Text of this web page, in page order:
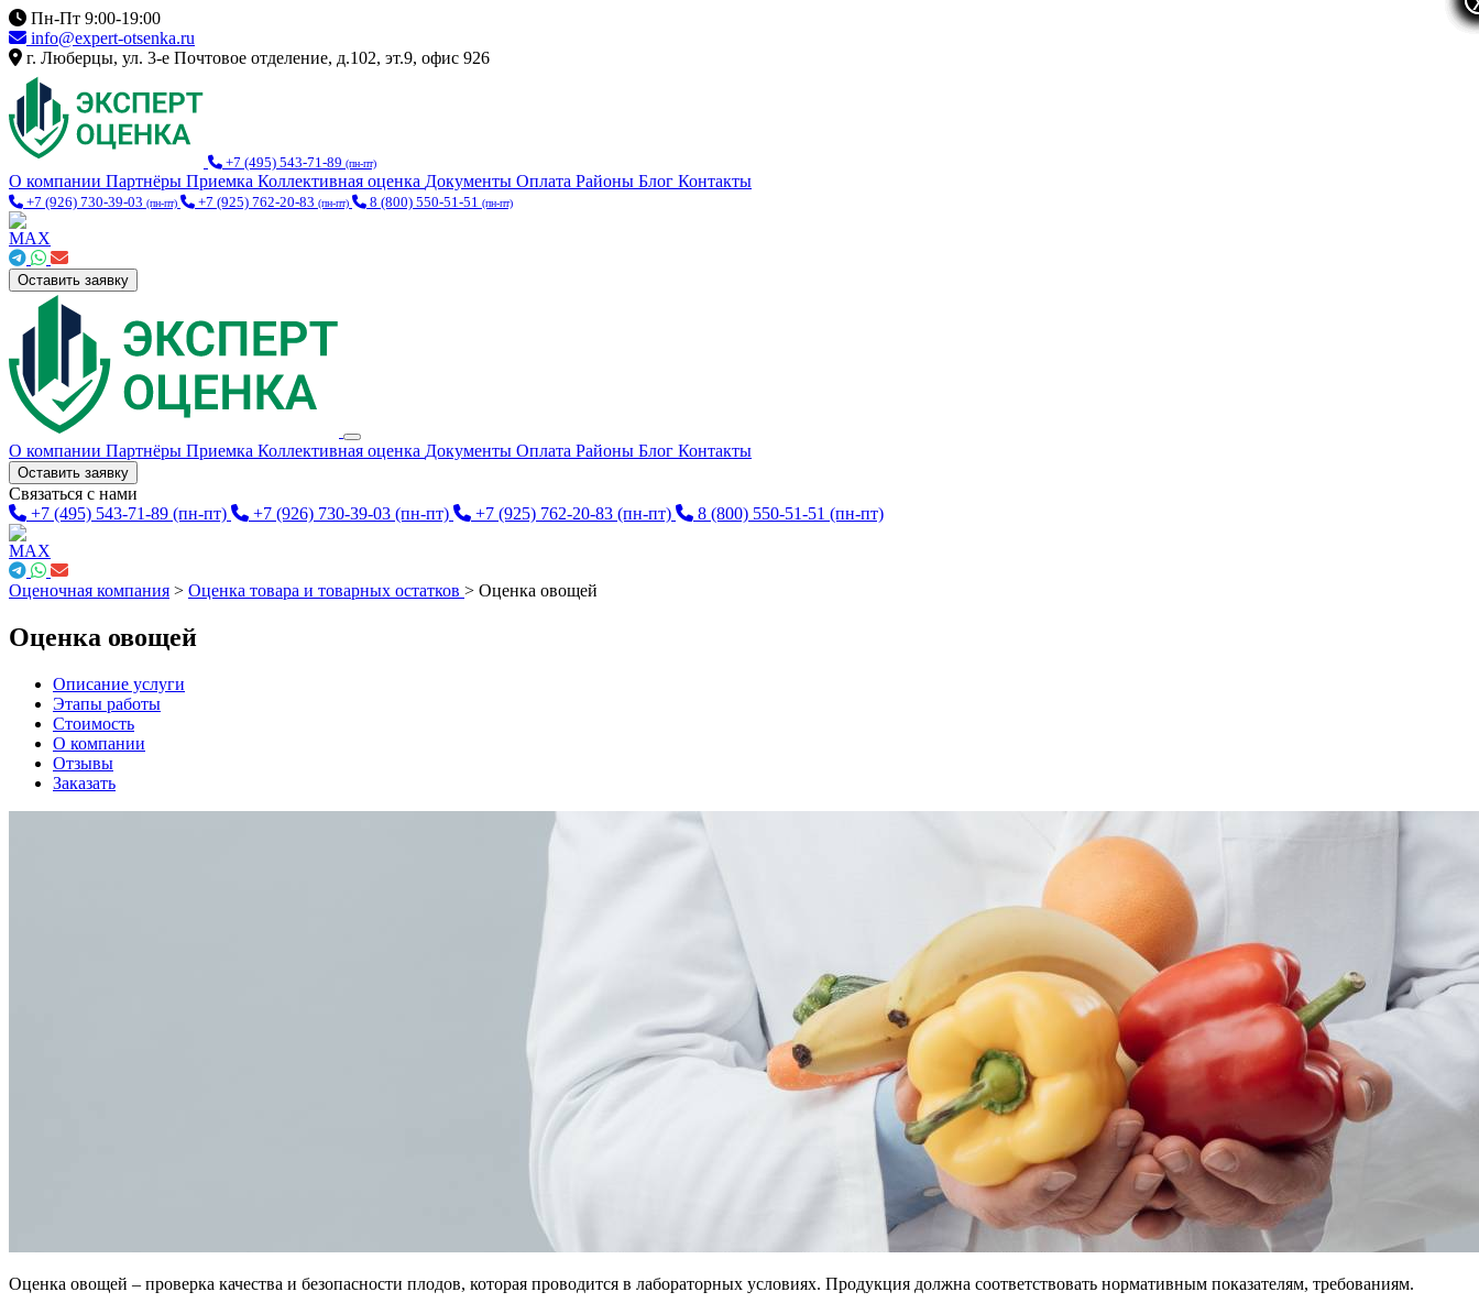
Пн-Пт 9:00-19:00
info@expert-otsenka.ru
г. Люберцы, ул. 3-е Почтовое отделение, д.102, эт.9, офис 926
+7 (495) 543-71-89 (пн-пт)
О компании Партнёры Приемка Коллективная оценка Документы Оплата Районы Блог Контакты
+7 (926) 730-39-03 (пн-пт) +7 (925) 762-20-83 (пн-пт) 8 (800) 550-51-51 (пн-пт)
Оставить заявку
О компании Партнёры Приемка Коллективная оценка Документы Оплата Районы Блог Контакты
Оставить заявку
Связаться с нами
+7 (495) 543-71-89 (пн-пт) +7 (926) 730-39-03 (пн-пт) +7 (925) 762-20-83 (пн-пт) 8 (800) 550-51-51 (пн-пт)
Оценочная компания > Оценка товара и товарных остатков > Оценка овощей
Оценка овощей
Описание услуги
Этапы работы
Стоимость
О компании
Отзывы
Заказать
Оценка овощей – проверка качества и безопасности плодов, которая проводится в лабораторных условиях. Продукция должна соответствовать нормативным показателям, требованиям.